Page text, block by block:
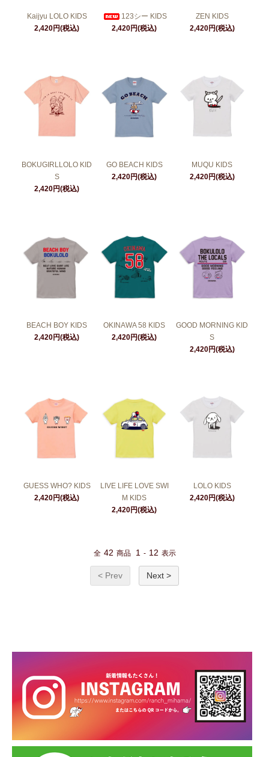
Kaijyu LOLO KIDS
2,420円(税込)
123シー KIDS
2,420円(税込)
ZEN KIDS
2,420円(税込)
BOKUGIRLLOLO KID
S
2,420円(税込)
GO BEACH KIDS
2,420円(税込)
MUQU KIDS
2,420円(税込)
BEACH BOY KIDS
2,420円(税込)
OKINAWA 58 KIDS
2,420円(税込)
GOOD MORNING KID
S
2,420円(税込)
GUESS WHO? KIDS
2,420円(税込)
LIVE LIFE LOVE SWI
M KIDS
2,420円(税込)
LOLO KIDS
2,420円(税込)
全 42 商品 1 - 12 表示
< Prev Next >